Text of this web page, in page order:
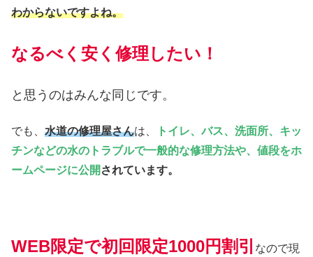
わからないですよね。
なるべく安く修理したい！
と思うのはみんな同じです。
でも、 水道の修理屋さんは、
トイレ、バス、洗面所、キッ
チンなどの水のトラブルで一般的な修理方法や、値段をホ
ームページに公開 されています。
WEB限定で初回限定1000円割引
なので現